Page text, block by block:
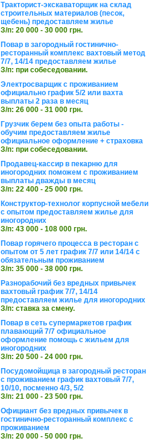
Тракторист-экскаваторщик на склад
строительных материалов (песок,
щебень) предоставляем жилье
З/п: 20 000 - 30 000 грн.
Повар в загородный гостинично-
ресторанный комплекс вахтовый метод
7/7, 14/14 предоставляем жилье
З/п: при собеседовании.
Электросварщик с проживанием
официально график 5/2 или вахта
выплаты 2 раза в месяц
З/п: 26 000 - 31 000 грн.
Грузчик берем без опыта работы -
обучим предоставляем жилье
официальное оформление + страховка
З/п: при собеседовании.
Продавец-кассир в пекарню для
иногородних поможем с проживанием
выплаты дважды в месяц
З/п: 22 400 - 25 000 грн.
Конструктор-технолог корпусной мебели
с опытом предоставляем жилье для
иногородних
З/п: 43 000 - 108 000 грн.
Повар горячего процесса в ресторан с
опытом от 5 лет график 7/7 или 14/14 с
обязательным проживанием
З/п: 35 000 - 38 000 грн.
Разнорабочий без вредных привычек
вахтовый график 7/7, 14/14
предоставляем жилье для иногородних
З/п: ставка за смену.
Повар в сеть супермаркетов график
плавающий 7/7 официальное
оформление помощь с жильем для
иногородних
З/п: 20 500 - 24 000 грн.
Посудомойщица в загородный ресторан
с проживанием график вахтовый 7/7,
10/10, посменно 4/3, 5/2
З/п: 21 000 - 23 500 грн.
Официант без вредных привычек в
гостинично-ресторанный комплекс с
проживанием
З/п: 20 000 - 50 000 грн.